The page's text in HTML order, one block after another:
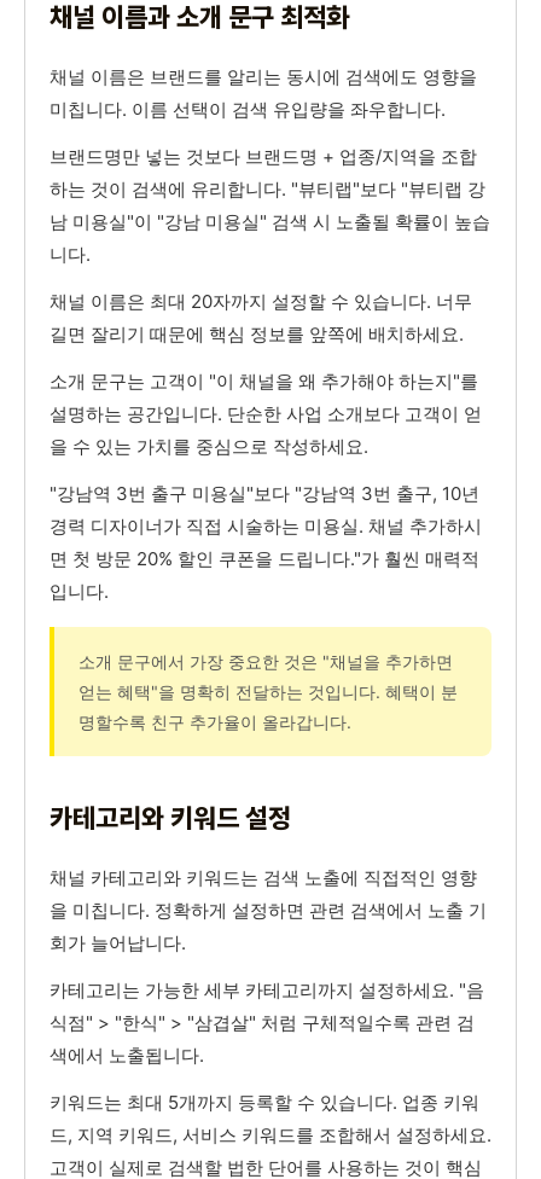
채널 이름과 소개 문구 최적화
채널 이름은 브랜드를 알리는 동시에 검색에도 영향을
미칩니다. 이름 선택이 검색 유입량을 좌우합니다.
브랜드명만 넣는 것보다 브랜드명 + 업종/지역을 조합
하는 것이 검색에 유리합니다. "뷰티랩"보다 "뷰티랩 강
남 미용실"이 "강남 미용실" 검색 시 노출될 확률이 높습
니다.
채널 이름은 최대 20자까지 설정할 수 있습니다. 너무
길면 잘리기 때문에 핵심 정보를 앞쪽에 배치하세요.
소개 문구는 고객이 "이 채널을 왜 추가해야 하는지"를
설명하는 공간입니다. 단순한 사업 소개보다 고객이 얻
을 수 있는 가치를 중심으로 작성하세요.
"강남역 3번 출구 미용실"보다 "강남역 3번 출구, 10년
경력 디자이너가 직접 시술하는 미용실. 채널 추가하시
면 첫 방문 20% 할인 쿠폰을 드립니다."가 훨씬 매력적
입니다.
소개 문구에서 가장 중요한 것은 "채널을 추가하면
얻는 혜택"을 명확히 전달하는 것입니다. 혜택이 분
명할수록 친구 추가율이 올라갑니다.
카테고리와 키워드 설정
채널 카테고리와 키워드는 검색 노출에 직접적인 영향
을 미칩니다. 정확하게 설정하면 관련 검색에서 노출 기
회가 늘어납니다.
카테고리는 가능한 세부 카테고리까지 설정하세요. "음
식점" > "한식" > "삼겹살" 처럼 구체적일수록 관련 검
색에서 노출됩니다.
키워드는 최대 5개까지 등록할 수 있습니다. 업종 키워
드, 지역 키워드, 서비스 키워드를 조합해서 설정하세요.
고객이 실제로 검색할 법한 단어를 사용하는 것이 핵심